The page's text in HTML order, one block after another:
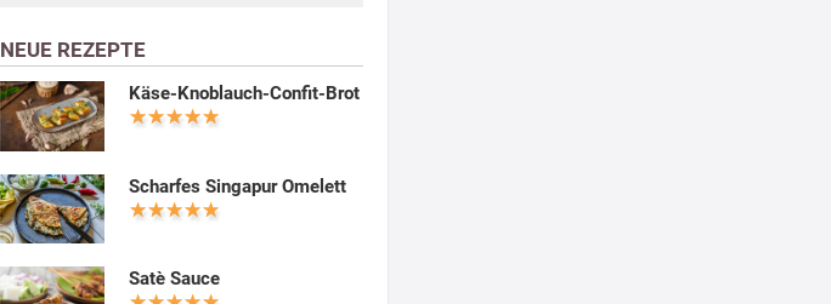
NEUE REZEPTE
Käse-Knoblauch-Confit-Brot
Scharfes Singapur Omelett
Satè Sauce